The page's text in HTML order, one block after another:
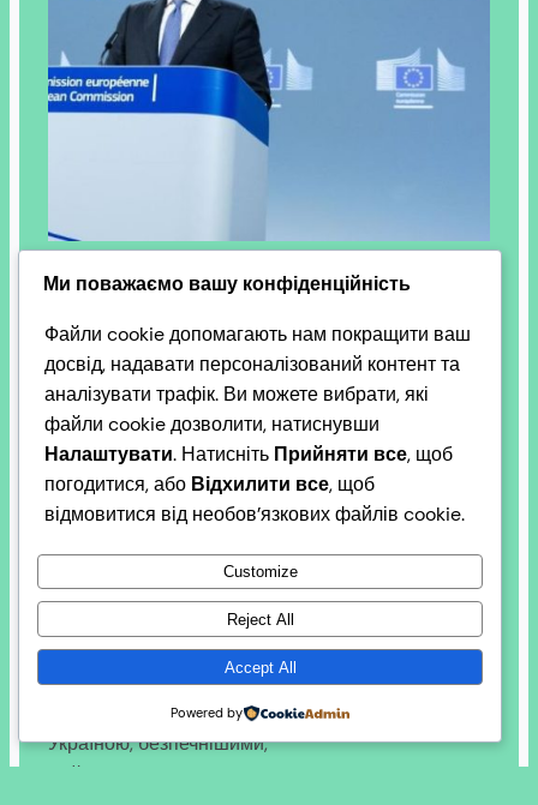
Сильні східні
регіони для
безпечної
Європи
Європейська комісія розробила план,
спрямований на те, щоб зробити регіони ЄС, що
межують з Росією, Білоруссю та
Україною, безпечнішими,
стійкішими та привабливішими для життя та
Ми поважаємо вашу конфіденційність
Файли cookie допомагають нам покращити ваш
досвід, надавати персоналізований контент та
аналізувати трафік. Ви можете вибрати, які
файли cookie дозволити, натиснувши
Налаштувати. Натисніть Прийняти все, щоб
погодитися, або Відхилити все, щоб
відмовитися від необов’язкових файлів cookie.
Customize
Reject All
Accept All
Powered by